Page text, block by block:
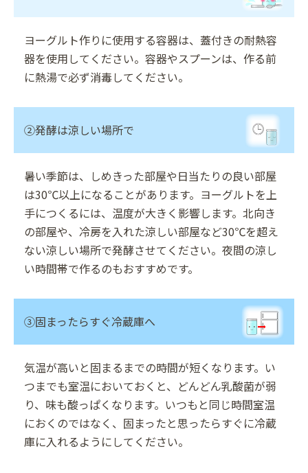
ヨーグルト作りに使用する容器は、蓋付きの耐熱容
器を使用してください。容器やスプーンは、作る前
に熱湯で必ず消毒してください。
②発酵は涼しい場所で
暑い季節は、しめきった部屋や日当たりの良い部屋
は30℃以上になることがあります。ヨーグルトを上
手につくるには、温度が大きく影響します。北向き
の部屋や、冷房を入れた涼しい部屋など30℃を超え
ない涼しい場所で発酵させてください。夜間の涼し
い時間帯で作るのもおすすめです。
③固まったらすぐ冷蔵庫へ
気温が高いと固まるまでの時間が短くなります。い
つまでも室温においておくと、どんどん乳酸菌が弱
り、味も酸っぱくなります。いつもと同じ時間室温
におくのではなく、固まったと思ったらすぐに冷蔵
庫に入れるようにしてください。